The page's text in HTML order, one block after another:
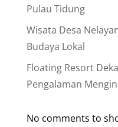
Pulau Tidung
Wisata Desa
Budaya Lokal
Floating Resort
Pengalaman
No comments to